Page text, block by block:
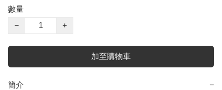
數量
−
+
加至購物車
簡介 −